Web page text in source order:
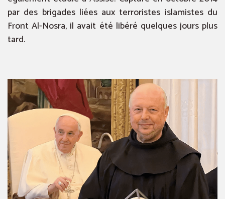
par des brigades liées aux terroristes islamistes du
Front Al-Nosra, il avait été libéré quelques jours plus
tard.